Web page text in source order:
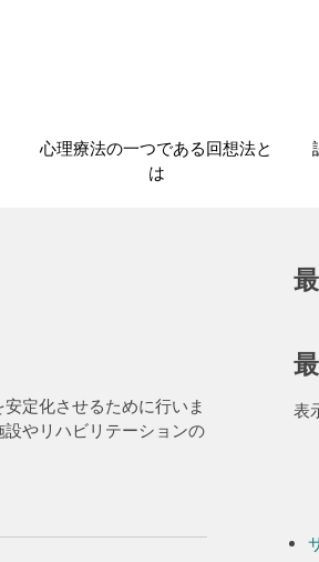
心理療法の一つである回想法と
は
定化させるために行いま
やリハビリテーションの
表